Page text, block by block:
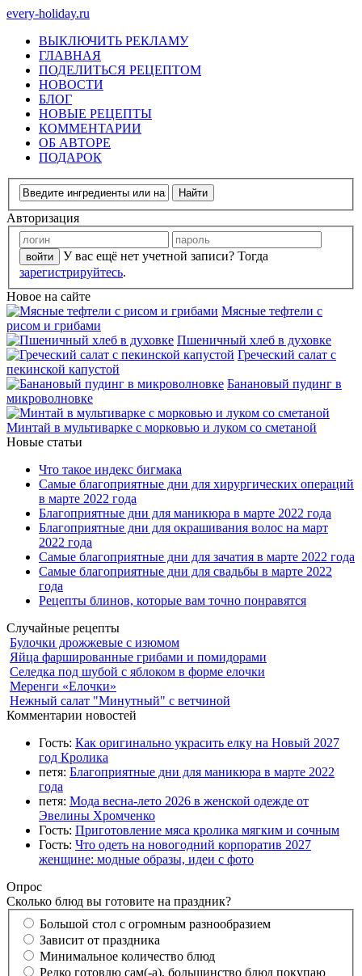
every-holiday.ru
ВЫКЛЮЧИТЬ РЕКЛАМУ
ГЛАВНАЯ
ПОДЕЛИТЬСЯ РЕЦЕПТОМ
НОВОСТИ
БЛОГ
НОВЫЕ РЕЦЕПТЫ
КОММЕНТАРИИ
ОБ АВТОРЕ
ПОДАРОК
Авторизация
У вас ещё нет учетной записи? Тогда
зарегистрируйтесь.
Новое на сайте
Мясные тефтели с
рисом и грибами
Пшеничный хлеб в духовке
Греческий салат с
пекинской капустой
Банановый пудинг в
микроволновке
Минтай в мультиварке с морковью и луком со сметаной
Новые статьи
Что такое индекс бигмака
Самые благоприятные дни для хирургических операций
в марте 2022 года
Благоприятные дни для маникюра в марте 2022 года
Благоприятные дни для окрашивания волос на март
2022 года
Самые благоприятные дни для зачатия в марте 2022 года
Самые благоприятные дни для свадьбы в марте 2022
года
Рецепты блинов, которые вам точно понравятся
Случайные рецепты
Булочки дрожжевые с изюмом
Яйца фаршированные грибами и помидорами
Селедка под шубой с яблоком в форме елочки
Меренги «Елочки»
Нежный салат "Минутный" с ветчиной
Комментарии новостей
Гость: Как оригинально украсить елку на Новый 2027
год Кролика
петя: Благоприятные дни для маникюра в марте 2022
года
петя: Мода весна-лето 2026 в женской одежде от
Эвелины Хромченко
Гость: Приготовление мяса кролика мягким и сочным
Гость: Что одеть на новогодний корпоратив 2027
женщине: модные образы, идеи с фото
Опрос
Сколько блюд вы готовите на праздник?
Большой стол с огромным разнообразием
Зависит от праздника
Минимальное количество блюд
Редко готовлю сам(-а), большинство блюд покупаю